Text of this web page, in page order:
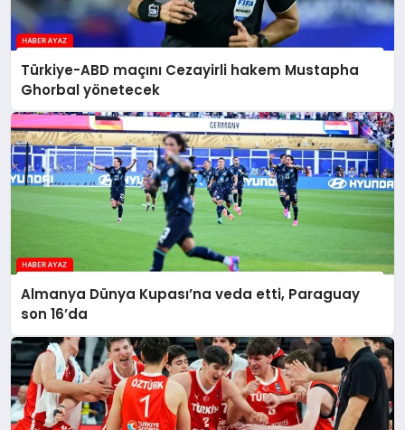
Türkiye-ABD maçını Cezayirli hakem Mustapha
Ghorbal yönetecek
Almanya Dünya Kupası’na veda etti, Paraguay
son 16’da